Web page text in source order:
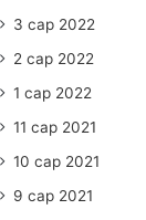
3 сар 2022
2 сар 2022
1 сар 2022
11 сар 2021
10 сар 2021
9 сар 2021